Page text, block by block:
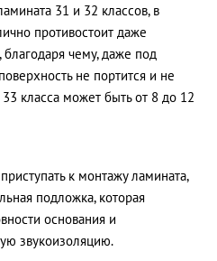
31 и 32 классов, в
противостоит даже
благодаря чему, даже под
не портится и не
класса может быть от 8 до 12
к монтажу ламината,
подложка, которая
основания и
звукоизоляцию.